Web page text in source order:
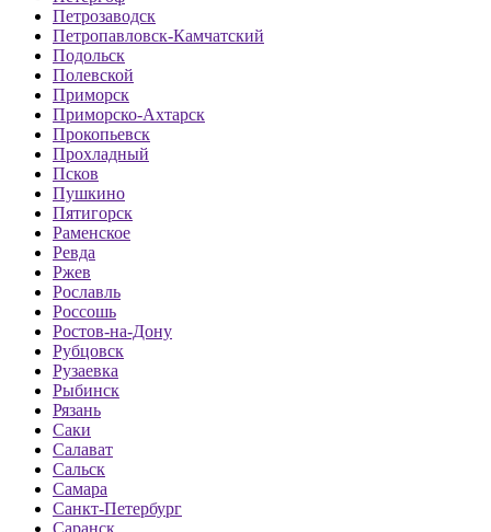
Петрозаводск
Петропавловск-Камчатский
Подольск
Полевской
Приморск
Приморско-Ахтарск
Прокопьевск
Прохладный
Псков
Пушкино
Пятигорск
Раменское
Ревда
Ржев
Рославль
Россошь
Ростов-на-Дону
Рубцовск
Рузаевка
Рыбинск
Рязань
Саки
Салават
Сальск
Самара
Санкт-Петербург
Саранск